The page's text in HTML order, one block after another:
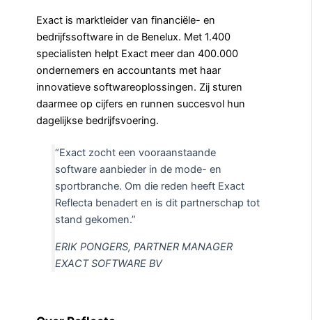
Exact is marktleider van financiële- en
bedrijfssoftware in de Benelux. Met 1.400
specialisten helpt Exact meer dan 400.000
ondernemers en accountants met haar
innovatieve softwareoplossingen. Zij sturen
daarmee op cijfers en runnen succesvol hun
dagelijkse bedrijfsvoering.
“Exact zocht een vooraanstaande
software aanbieder in de mode- en
sportbranche. Om die reden heeft Exact
Reflecta benadert en is dit partnerschap tot
stand gekomen.”
ERIK PONGERS, PARTNER MANAGER
EXACT SOFTWARE BV